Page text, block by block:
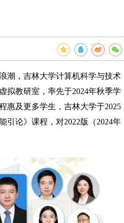
，吉林大学计算机科学与技术
拟教研室，率先于2024年秋季学
惠及更多学生，吉林大学于2025
引论》课程，对2022版（2024年